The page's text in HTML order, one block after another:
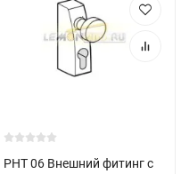
PHT 06 Внешний фитинг с